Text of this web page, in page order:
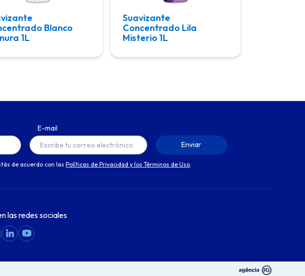
Blanco
1L
Suavizante
Concentrado Lila
Misterio 1L
E-mail
de acuerdo con lasPolíticas de Privacidad y los Términos de Uso
las redes sociales